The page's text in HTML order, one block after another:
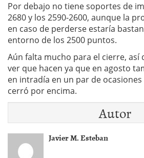
Por debajo no tiene soportes de
2680 y los 2590-2600, aunque la
en caso de perderse estaría
entorno de los 2500 puntos.
Aún falta mucho para el cierre, así
ver que hacen ya que en agosto
en intradía en un par de
cerró por encima.
Autor
Javier M. Esteban